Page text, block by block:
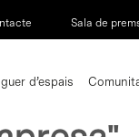
Sala de
d’espais